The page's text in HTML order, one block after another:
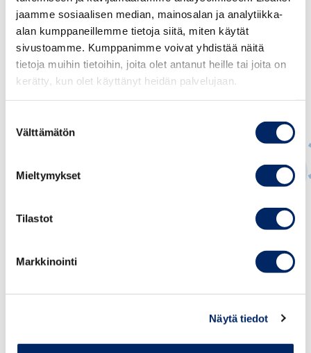
jaamme sosiaalisen median, mainosalan ja analytiikka-
alan kumppaneillemme tietoja siitä, miten käytät
sivustoamme. Kumppanimme voivat yhdistää näitä
tietoja muihin tietoihin, joita olet antanut heille tai joita on
kerätty, kun olet käyttänyt heidän palvelujaan.
valinta
Välttämätön
Mieltymykset
Tilastot
Markkinointi
Näytä tiedot
Minna Aalto-Setälä
minna.aalto-setala@chamber.fi